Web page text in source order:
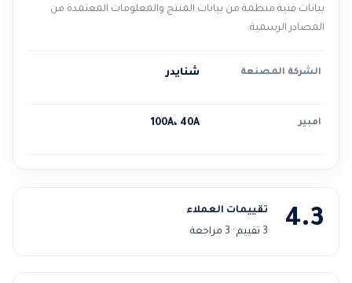
بيانات فنية منظمة من بيانات المنتج والمعلومات المعتمدة من
المصادر الرسمية.
الشركة المصنعة شنايدر
امبير 100A، 40A
4.3
تقييمات العملاء
3 تقييم · 3 مراجعة